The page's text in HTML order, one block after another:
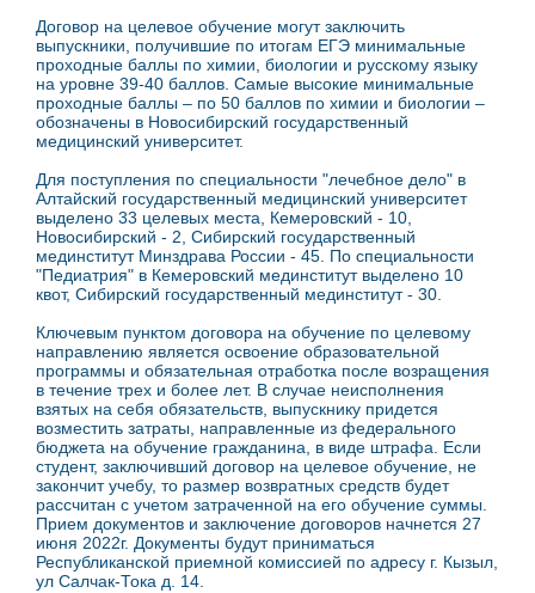
Договор на целевое обучение могут заключить
выпускники, получившие по итогам ЕГЭ минимальные
проходные баллы по химии, биологии и русскому языку
на уровне 39-40 баллов. Самые высокие минимальные
проходные баллы – по 50 баллов по химии и биологии –
обозначены в Новосибирский государственный
медицинский университет.
Для поступления по специальности "лечебное дело" в
Алтайский государственный медицинский университет
выделено 33 целевых места, Кемеровский - 10,
Новосибирский - 2, Сибирский государственный
мединститут Минздрава России - 45. По специальности
"Педиатрия" в Кемеровский мединститут выделено 10
квот, Сибирский государственный мединститут - 30.
Ключевым пунктом договора на обучение по целевому
направлению является освоение образовательной
программы и обязательная отработка после возращения
в течение трех и более лет. В случае неисполнения
взятых на себя обязательств, выпускнику придется
возместить затраты, направленные из федерального
бюджета на обучение гражданина, в виде штрафа. Если
студент, заключивший договор на целевое обучение, не
закончит учебу, то размер возвратных средств будет
рассчитан с учетом затраченной на его обучение суммы.
Прием документов и заключение договоров начнется 27
июня 2022г. Документы будут приниматься
Республиканской приемной комиссией по адресу г. Кызыл,
ул Салчак-Тока д. 14.